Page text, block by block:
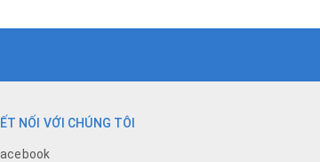
NỐI VỚI CHÚNG TÔI